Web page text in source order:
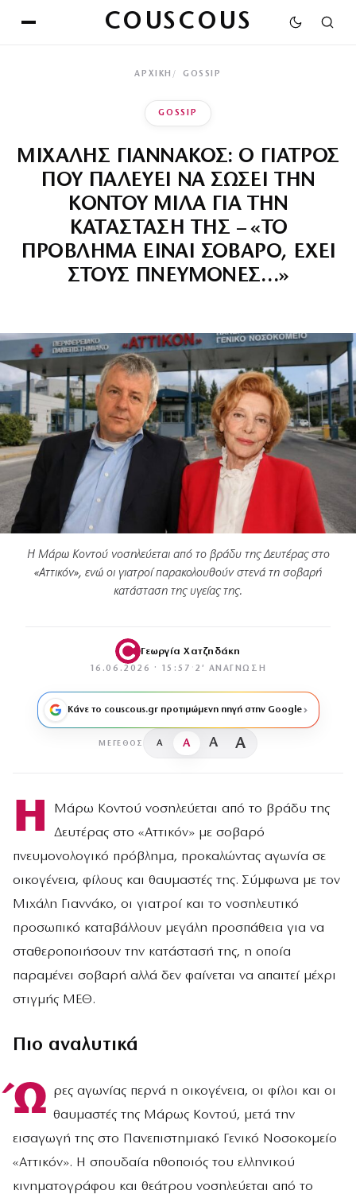
COUSCOUS
ΑΡΧΙΚΉ GOSSIP
GOSSIP
ΜΙΧΑΛΗΣ ΓΙΑΝΝΑΚΟΣ: Ο ΓΙΑΤΡΟΣ
ΠΟΥ ΠΑΛΕΥΕΙ ΝΑ ΣΩΣΕΙ ΤΗΝ
ΚΟΝΤΟΥ ΜΙΛΑ ΓΙΑ ΤΗΝ
ΚΑΤΑΣΤΑΣΗ ΤΗΣ – «ΤΟ
ΠΡΟΒΛΗΜΑ ΕΙΝΑΙ ΣΟΒΑΡΟ, ΕΧΕΙ
ΣΤΟΥΣ ΠΝΕΥΜΟΝΕΣ…»
Η Μάρω Κοντού νοσηλεύεται από το βράδυ της Δευτέρας στο
«Αττικόν», ενώ οι γιατροί παρακολουθούν στενά τη σοβαρή
κατάσταση της υγείας της.
Γεωργία Χατζηδάκη
16.06.2026 · 15:57 · 2′ ΑΝΆΓΝΩΣΗ
Κάνε το couscous.gr προτιμώμενη πηγή στην Google
ΜΈΓΕΘΟΣ A A A A
Η
Μάρω Κοντού νοσηλεύεται από το βράδυ της
Δευτέρας στο «Αττικόν» με σοβαρό
πνευμονολογικό πρόβλημα, προκαλώντας αγωνία σε
οικογένεια, φίλους και θαυμαστές της. Σύμφωνα με τον
Μιχάλη Γιαννάκο, οι γιατροί και το νοσηλευτικό
προσωπικό καταβάλλουν μεγάλη προσπάθεια για να
σταθεροποιήσουν την κατάστασή της, η οποία
παραμένει σοβαρή αλλά δεν φαίνεται να απαιτεί μέχρι
στιγμής ΜΕΘ.
Πιο αναλυτικά
Ώ ρες αγωνίας περνά η οικογένεια, οι φίλοι και οι
θαυμαστές της Μάρως Κοντού, μετά την
εισαγωγή της στο Πανεπιστημιακό Γενικό Νοσοκομείο
«Αττικόν». Η σπουδαία ηθοποιός του ελληνικού
κινηματογράφου και θεάτρου νοσηλεύεται από το